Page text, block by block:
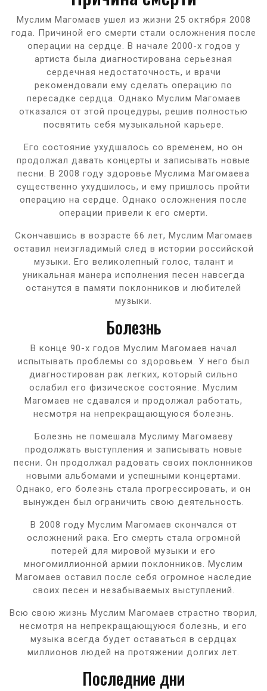
Муслим Магомаев ушел из жизни 25 октября 2008
года. Причиной его смерти стали осложнения после
операции на сердце. В начале 2000-х годов у
артиста была диагностирована серьезная
сердечная недостаточность, и врачи
рекомендовали ему сделать операцию по
пересадке сердца. Однако Муслим Магомаев
отказался от этой процедуры, решив полностью
посвятить себя музыкальной карьере.
Его состояние ухудшалось со временем, но он
продолжал давать концерты и записывать новые
песни. В 2008 году здоровье Муслима Магомаева
существенно ухудшилось, и ему пришлось пройти
операцию на сердце. Однако осложнения после
операции привели к его смерти.
Скончавшись в возрасте 66 лет, Муслим Магомаев
оставил неизгладимый след в истории российской
музыки. Его великолепный голос, талант и
уникальная манера исполнения песен навсегда
останутся в памяти поклонников и любителей
музыки.
Болезнь
В конце 90-х годов Муслим Магомаев начал
испытывать проблемы со здоровьем. У него был
диагностирован рак легких, который сильно
ослабил его физическое состояние. Муслим
Магомаев не сдавался и продолжал работать,
несмотря на непрекращающуюся болезнь.
Болезнь не помешала Муслиму Магомаеву
продолжать выступления и записывать новые
песни. Он продолжал радовать своих поклонников
новыми альбомами и успешными концертами.
Однако, его болезнь стала прогрессировать, и он
вынужден был ограничить свою деятельность.
В 2008 году Муслим Магомаев скончался от
осложнений рака. Его смерть стала огромной
потерей для мировой музыки и его
многомиллионной армии поклонников. Муслим
Магомаев оставил после себя огромное наследие
своих песен и незабываемых выступлений.
Всю свою жизнь Муслим Магомаев страстно творил,
несмотря на непрекращающуюся болезнь, и его
музыка всегда будет оставаться в сердцах
миллионов людей на протяжении долгих лет.
Последние дни